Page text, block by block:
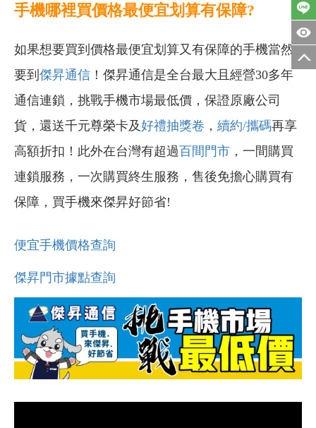
手機哪裡買價格最便宜划算有保障?
如果想要買到價格最便宜划算又有保障的手機當然
要到 傑昇通信 ！傑昇通信是全台最大且經營30多年
通信連鎖，挑戰手機市場最低價，保證原廠公司
貨，還送千元尊榮卡及好禮抽獎卷 ， 續約/攜碼再享
高額折扣！此外在台灣有超過百間門市 ，一間購買
連鎖服務，一次購買終生服務，售後免擔心購買有
保障，買手機來傑昇好節省!
便宜手機價格查詢
傑昇門市據點查詢